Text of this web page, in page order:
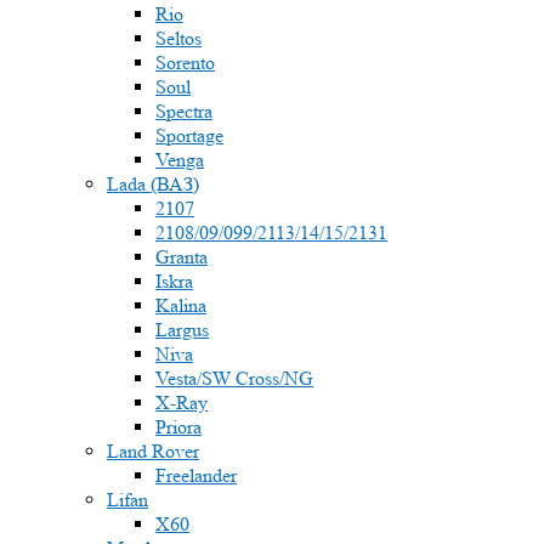
Rio
Seltos
Sorento
Soul
Spectra
Sportage
Venga
Lada (ВАЗ)
2107
2108/09/099/2113/14/15/2131
Granta
Iskra
Kalina
Largus
Niva
Vesta/SW Cross/NG
X-Ray
Priora
Land Rover
Freelander
Lifan
X60